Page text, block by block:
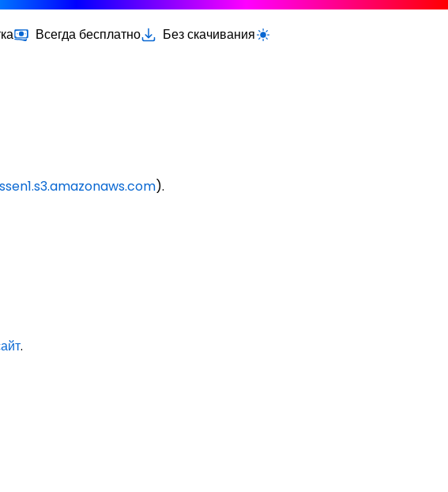
Всегда бесплатно Без скачиванияПереключить светлую/тёмную тему
).
.